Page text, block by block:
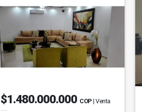
$1.480.000.000 COP | Venta